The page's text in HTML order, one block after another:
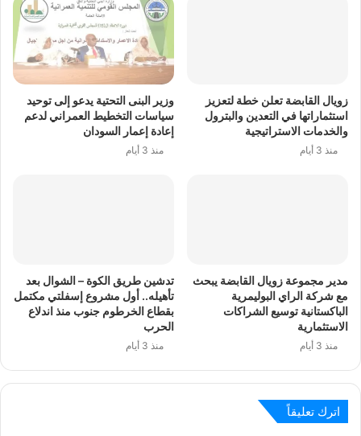
زويال القابضة تعلن خطة لتعزيز
استثماراتها في التعدين والبترول
والخدمات الاستراتيجية
منذ 3 أيام
وزير البنى التحتية يدعو إلى توحيد
سياسات التخطيط العمراني لدعم
إعادة إعمار السودان
منذ 3 أيام
مدير مجموعة زويال القابضة يبحث
مع شركة الراي البوليمرية
الباكستانية توسيع الشراكات
الاستثمارية
منذ 3 أيام
تدشين طريق الكوة – الشوال بعد
تأهيله.. أول مشروع إسفلتي مكتمل
بقطاع الخرطوم جنوب منذ اندلاع
الحرب
منذ 3 أيام
اترك تعليقاً